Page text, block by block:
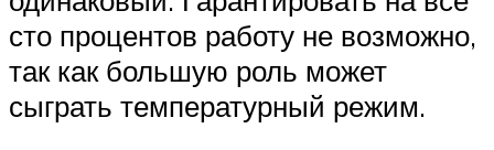
сто процентов работу не возможно,
так как большую роль может
сыграть температурный режим.